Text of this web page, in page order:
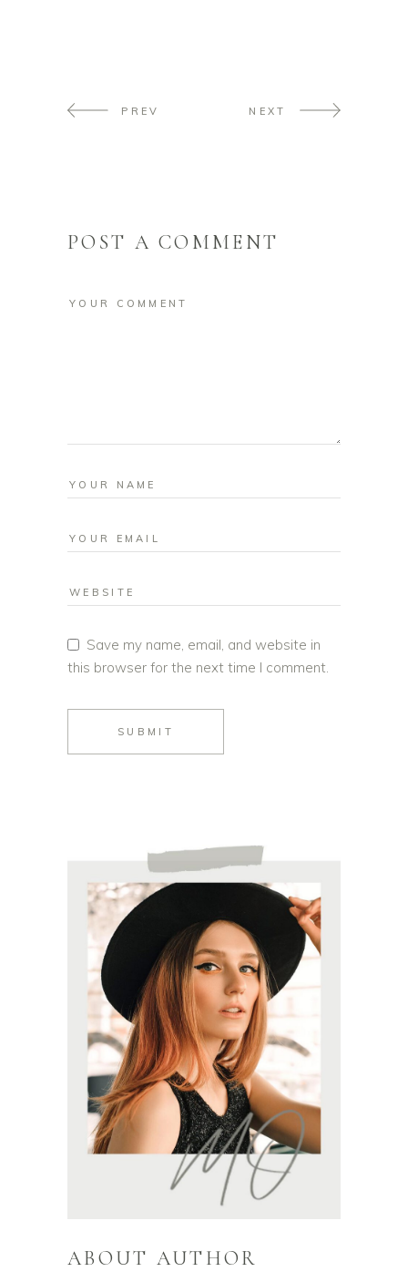
PREV NEXT
POST A COMMENT
Save my name, email, and website in
this browser for the next time I comment.
SUBMIT
ABOUT AUTHOR